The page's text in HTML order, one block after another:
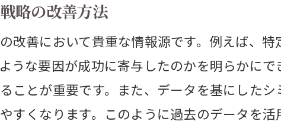
動向を理解して不動産売却の最適なタイミン
金利変動が売却時期に与える影響とは
低金利時代における売却のチャンス
金利と不動産市場の相関関係を解説
売却計画における金利予測の活用法
略の改善方法
改善において貴重な情報源です。例えば、
うな要因が成功に寄与したのかを明らかに
ことが重要です。また、データを基にした
すくなります。このように過去のデータを